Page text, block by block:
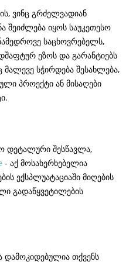
ვინც გრძელვადიან
შეიძლება იყოს საუკეთესო
საცხოვრებელს,
ეზოს და გარანტიებს
სჭირდება შესახლება,
პროექტი ან მისაღები
დეტალური შესწავლა,
- აქ მოსახერხებელია
ექსპლუატაციაში მიღების
გადაწყვეტილების
დამოკიდებულია თქვენს